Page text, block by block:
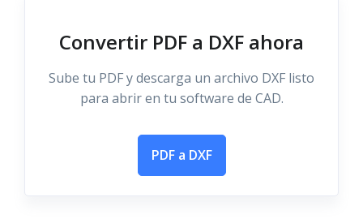
Convertir PDF a DXF ahora
Sube tu PDF y descarga un archivo DXF listo
para abrir en tu software de CAD.
PDF a DXF